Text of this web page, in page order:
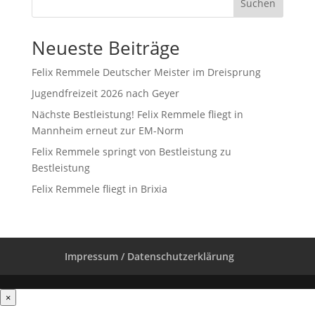
Suchen
Neueste Beiträge
Felix Remmele Deutscher Meister im Dreisprung
Jugendfreizeit 2026 nach Geyer
Nächste Bestleistung! Felix Remmele fliegt in
Mannheim erneut zur EM-Norm
Felix Remmele springt von Bestleistung zu
Bestleistung
Felix Remmele fliegt in Brixia
Impressum / Datenschutzerklärung
×